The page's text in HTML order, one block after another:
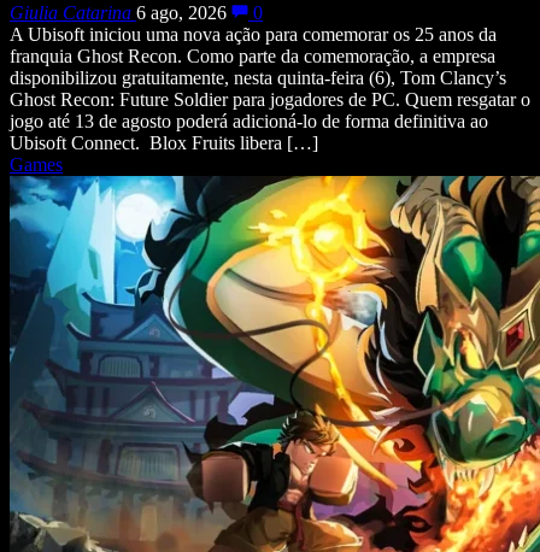
Giulia Catarina 6 ago, 2026
0
A Ubisoft iniciou uma nova ação para comemorar os 25 anos da
franquia Ghost Recon. Como parte da comemoração, a empresa
disponibilizou gratuitamente, nesta quinta-feira (6), Tom Clancy’s
Ghost Recon: Future Soldier para jogadores de PC. Quem resgatar o
jogo até 13 de agosto poderá adicioná-lo de forma definitiva ao
Ubisoft Connect. Blox Fruits libera […]
Games